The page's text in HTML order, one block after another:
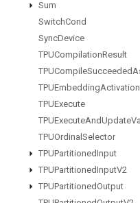
Sum
SwitchCond
SyncDevice
TPUCompilationResult
TPUCompileSucceeded
TPUEmbedding
TPUExecute
TPUExecuteAndUpdate
TPUOrdinal Selector
TPUPartitionedInput
TPUPartitionedInputV2
TPUPartitionedOutput